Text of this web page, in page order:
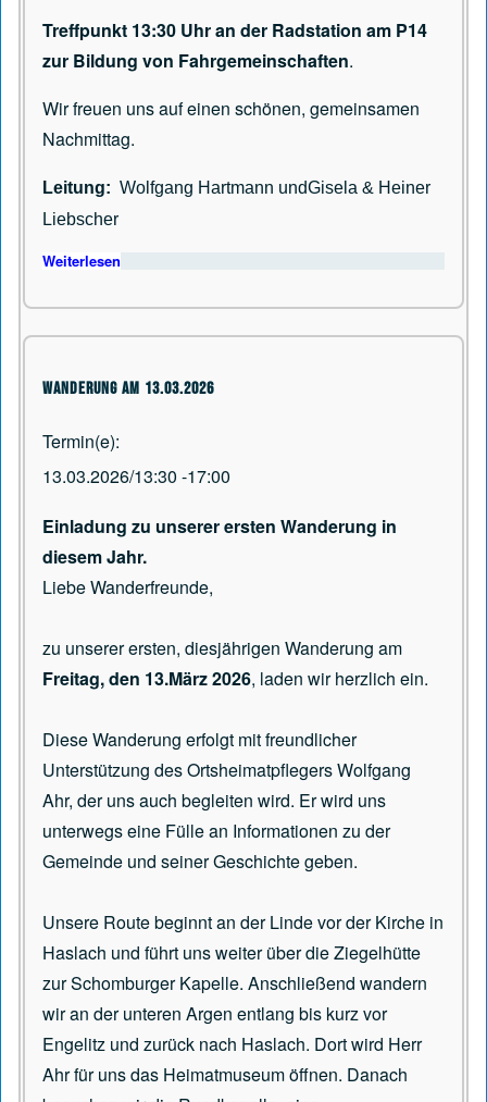
Treffpunkt 13:30 Uhr an der Radstation am P14
zur Bildung von Fahrgemeinschaften.
Wir freuen uns auf einen schönen, gemeinsamen
Nachmittag.
Leitung: Wolfgang Hartmann undGisela & Heiner
Liebscher
Weiterlesen
Wanderung am 13.03.2026
Termin(e)
13.03.2026/13:30 -17:00
Einladung zu unserer ersten Wanderung in
diesem Jahr.
Liebe Wanderfreunde,
zu unserer ersten, diesjährigen Wanderung am
Freitag, den 13.März 2026, laden wir herzlich ein.
Diese Wanderung erfolgt mit freundlicher
Unterstützung des Ortsheimatpflegers Wolfgang
Ahr, der uns auch begleiten wird. Er wird uns
unterwegs eine Fülle an Informationen zu der
Gemeinde und seiner Geschichte geben.
Unsere Route beginnt an der Linde vor der Kirche in
Haslach und führt uns weiter über die Ziegelhütte
zur Schomburger Kapelle. Anschließend wandern
wir an der unteren Argen entlang bis kurz vor
Engelitz und zurück nach Haslach. Dort wird Herr
Ahr für uns das Heimatmuseum öffnen. Danach